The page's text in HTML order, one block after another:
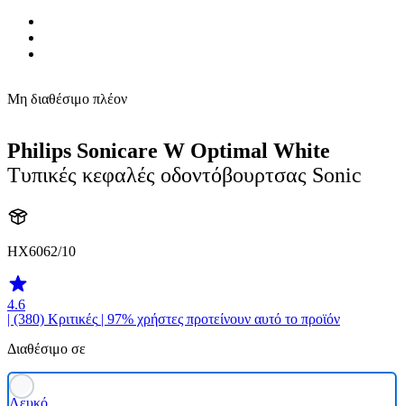
Μη διαθέσιμο πλέον
Philips Sonicare W Optimal White
Τυπικές κεφαλές οδοντόβουρτσας Sonic
HX6062/10
4.6
| (380) Κριτικές | 97% χρήστες προτείνουν αυτό το προϊόν
Διαθέσιμο σε